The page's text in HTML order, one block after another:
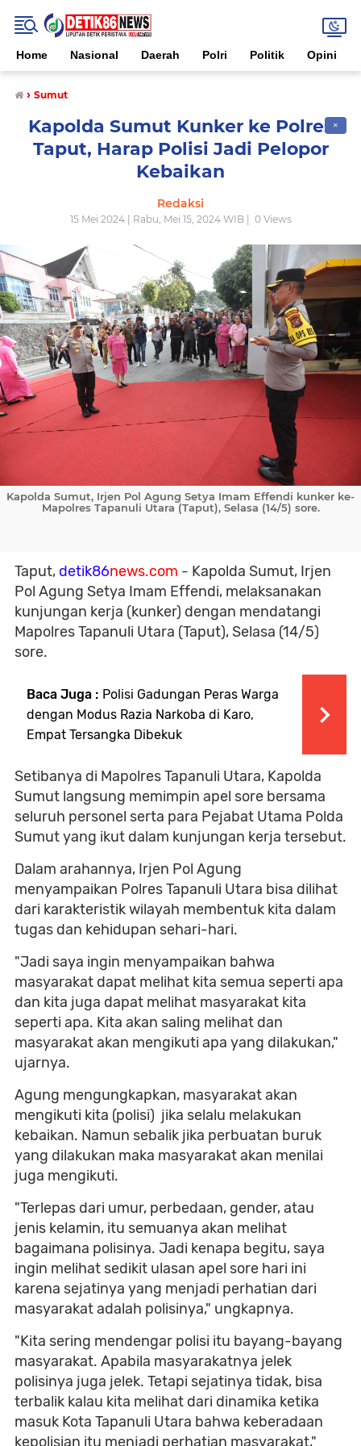
Home Nasional Daerah Polri Politik Opini
› Sumut
✕
Kapolda Sumut Kunker ke Polres
Taput, Harap Polisi Jadi Pelopor
Kebaikan
Redaksi
15 Mei 2024 | Rabu, Mei 15, 2024 WIB | 0Views
Kapolda Sumut, Irjen Pol Agung Setya Imam Effendi kunker ke-
Mapolres Tapanuli Utara (Taput), Selasa (14/5) sore.
Taput, detik86news.com - Kapolda Sumut, Irjen
Pol Agung Setya Imam Effendi, melaksanakan
kunjungan kerja (kunker) dengan mendatangi
Mapolres Tapanuli Utara (Taput), Selasa (14/5)
sore.
Baca Juga : Polisi Gadungan Peras Warga
dengan Modus Razia Narkoba di Karo,
Empat Tersangka Dibekuk
Setibanya di Mapolres Tapanuli Utara, Kapolda
Sumut langsung memimpin apel sore bersama
seluruh personel serta para Pejabat Utama Polda
Sumut yang ikut dalam kunjungan kerja tersebut.
Dalam arahannya, Irjen Pol Agung
menyampaikan Polres Tapanuli Utara bisa dilihat
dari karakteristik wilayah membentuk kita dalam
tugas dan kehidupan sehari-hari.
"Jadi saya ingin menyampaikan bahwa
masyarakat dapat melihat kita semua seperti apa
dan kita juga dapat melihat masyarakat kita
seperti apa. Kita akan saling melihat dan
masyarakat akan mengikuti apa yang dilakukan,"
ujarnya.
Agung mengungkapkan, masyarakat akan
mengikuti kita (polisi) jika selalu melakukan
kebaikan. Namun sebalik jika perbuatan buruk
yang dilakukan maka masyarakat akan menilai
juga mengikuti.
"Terlepas dari umur, perbedaan, gender, atau
jenis kelamin, itu semuanya akan melihat
bagaimana polisinya. Jadi kenapa begitu, saya
ingin melihat sedikit ulasan apel sore hari ini
karena sejatinya yang menjadi perhatian dari
masyarakat adalah polisinya," ungkapnya.
"Kita sering mendengar polisi itu bayang-bayang
masyarakat. Apabila masyarakatnya jelek
polisinya juga jelek. Tetapi sejatinya tidak, bisa
terbalik kalau kita melihat dari dinamika ketika
masuk Kota Tapanuli Utara bahwa keberadaan
kepolisian itu menjadi perhatian masyarakat,"